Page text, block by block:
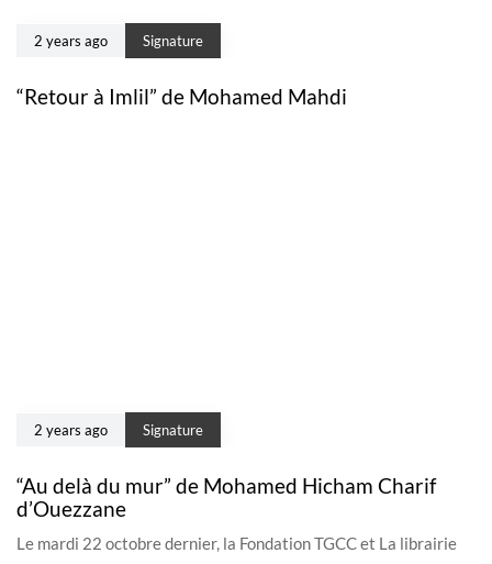
2 years ago Signature
“Retour à Imlil” de Mohamed Mahdi
2 years ago Signature
“Au delà du mur” de Mohamed Hicham Charif
d’Ouezzane
Le mardi 22 octobre dernier, la Fondation TGCC et La librairie